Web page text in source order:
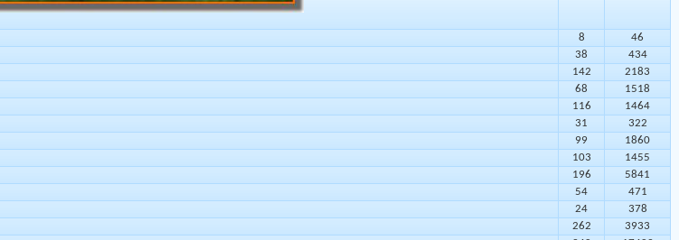
8
46
38
434
142
2183
68
1518
116
1464
31
322
99
1860
103
1455
196
5841
54
471
24
378
262
3933